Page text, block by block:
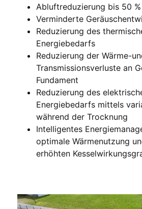
Abluftreduzierung bis 50 %
Verminderte
Reduzierung des
Energiebedarfs
Reduzierung der Wärme-
Transmissionsverluste an
Fundament
Reduzierung des
Energiebedarfs mittels
während der Trocknung
Intelligentes
optimale Wärmenutzung
erhöhten